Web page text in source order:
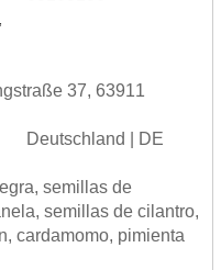
37, 63911
Deutschland | DE
semillas de
semillas de cilantro,
cardamomo, pimienta